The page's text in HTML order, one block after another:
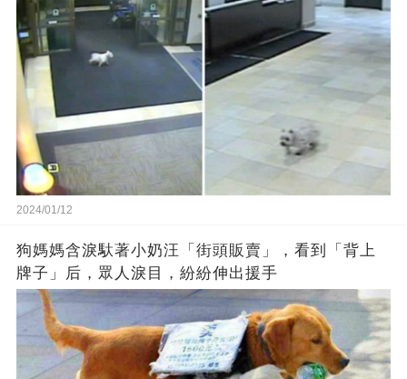
2024/01/12
狗媽媽含淚馱著小奶汪「街頭販賣」，看到「背上
牌子」后，眾人淚目，紛紛伸出援手